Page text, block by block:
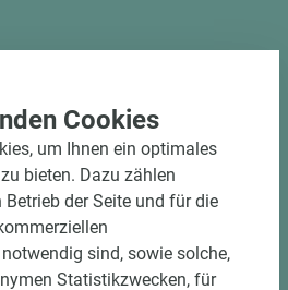
Fixmaßzuschnitt maßhaltig
durch
Cookies
um Ihnen ein optimales
bieten. Dazu zählen
Betrieb der Seite und für die
sind, sowie solche,
Statistikzwecken, für